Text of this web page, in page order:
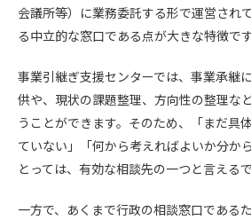
会議所等）に業務委託する形で運営され
る中立的な窓口である点が大きな特徴です
事業引継ぎ支援センターでは、事業承継
供や、現状の課題整理、方向性の整理な
うことができます。そのため、「まだ具
ていない」「何から考えればよいか分か
とっては、有効な相談先の一つと言えるで
一方で、あくまで行政の相談窓口である